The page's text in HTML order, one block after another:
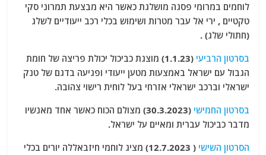
לוחמים במרומי פסגה מושלגת כאשר היא מבצעת תמרוני סקי
טקטיים , ירי אל עבר מטרות ושימוש בכלי רכב ייעודיים לשלג
(חתולי שלג) .
בסרטון הרביעי
(1.1.23) מוצגת כביכול יכולת פריצה של חומת
הגבול עם ישראל באמצעות מטען ייעודי ופגיעה בדגם של טנק
ישראלי וברכב ישראלי אזרחי בעל לוחית רישוי צהובה.
בסרטון החמישי
(30.3.2023) מצולם הכוח כאשר אחד מאנשיו
מדבר כביכול עברית ומאיים על ישראל.
הסרטון השישי
( 12.7.2023) מציג לוחמי חיזבאללה יורים בכלי